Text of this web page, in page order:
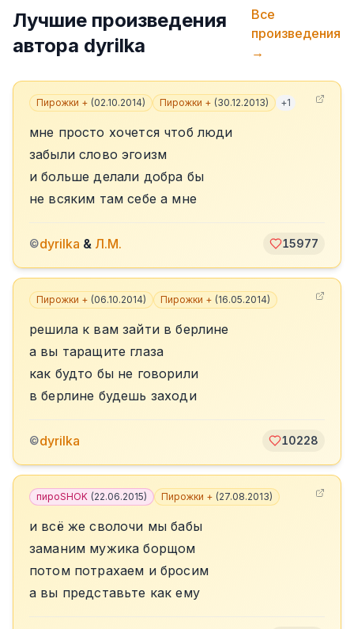
Лучшие произведения
автора dyrilka
Все
произведения
→
Пирожки + (02.10.2014) Пирожки + (30.12.2013) +1
мне просто хочется чтоб люди
забыли слово эгоизм
и больше делали добра бы
не всяким там себе а мне
©dyrilka & Л.М. 15977
Пирожки + (06.10.2014) Пирожки + (16.05.2014)
решила к вам зайти в берлине
а вы таращите глаза
как будто бы не говорили
в берлине будешь заходи
©dyrilka 10228
пироSHOK (22.06.2015) Пирожки + (27.08.2013)
и всё же сволочи мы бабы
заманим мужика борщом
потом потрахаем и бросим
а вы представьте как ему